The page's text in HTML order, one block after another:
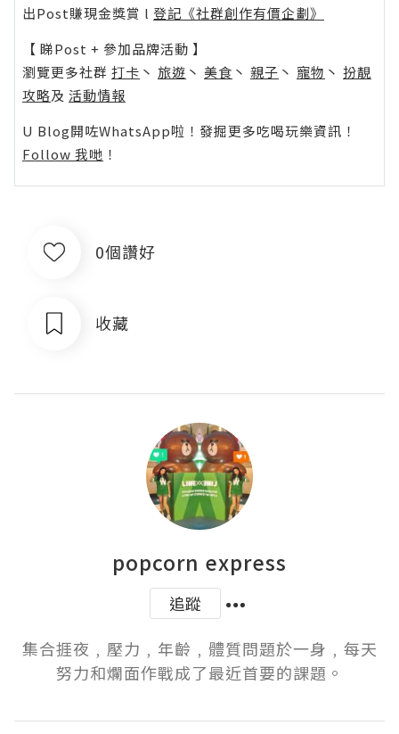
出Post賺現金獎賞 l 登記《社群創作有價企劃》
【 睇Post + 參加品牌活動 】
瀏覽更多社群 打卡 丶 旅遊 丶 美食 丶 親子 丶 寵物 丶 扮靚
攻略及 活動情報
U Blog開咗WhatsApp啦！發掘更多吃喝玩樂資訊！
Follow 我哋 ！
0個讚好
收藏
popcorn express
追蹤
集合捱夜﹐壓力﹐年齡﹐體質問題於一身﹐每天
努力和爛面作戰成了最近首要的課題。